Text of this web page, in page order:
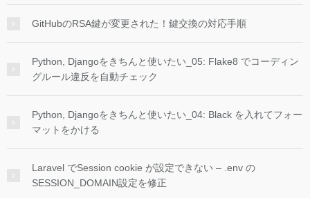
GitHubのRSA鍵が変更された！鍵交換の対応手順
Python, Djangoをきちんと使いたい_05: Flake8 でコーディン
グルール違反を自動チェック
Python, Djangoをきちんと使いたい_04: Black を入れてフォー
マットをかける
Laravel でSession cookie が設定できない – .env の
SESSION_DOMAIN設定を修正